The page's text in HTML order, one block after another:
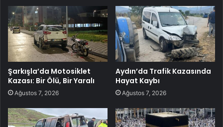
Şarkışla’da Motosiklet
Kazası: Bir Ölü, Bir Yaralı
Ağustos 7, 2026
Aydın’da Trafik Kazasında
Hayat Kaybı
Ağustos 7, 2026